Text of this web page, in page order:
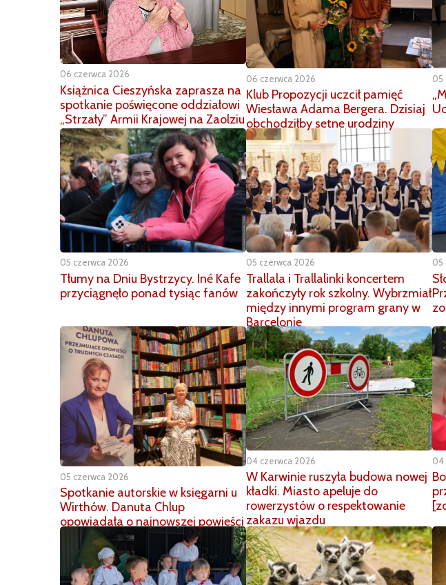
06 czerwca 2026
Książnica Cieszyńska zaprasza na
spotkanie poświęcone oddziałowi
„Strzały” Armii Krajowej na Zaolziu
06 czerwca 2026
Klub Propozycji uczcił pamięć
Wiesława Adama Bergera. Dzisiaj
obchodziłby setne urodziny
05
05 czerwca 2026
Tłumy na Dniu Bystrzycy. Iné Kafe
przyciągnęło ponad tysiąc fanów
05 czerwca 2026
Trallala i Trallalinki koncertem
zakończyły rok szkolny. Wybrzmiał
między innymi program grany w
Barcelonie
05
05 czerwca 2026
Spotkanie autorskie w księgarni u
Wirthów. Danuta Chlup
opowiadała o najnowszej powieści
04 czerwca 2026
W Karwinie ruszyła budowa nowej
kładki. Miasto apeluje do
rowerzystów o respektowanie
zakazu wjazdu
04